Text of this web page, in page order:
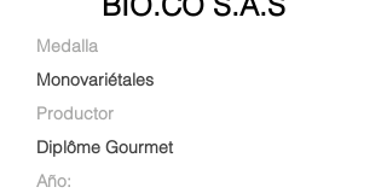
Medalla
Monovariétales
Productor
Diplôme Gourmet
Año: